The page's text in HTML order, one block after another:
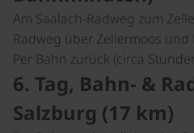
Am Saalach-Radweg zum
Radweg über Zellermoos und
Per Bahn zurück (circa
6. Tag, Bahn- &
Salzburg (17 km)